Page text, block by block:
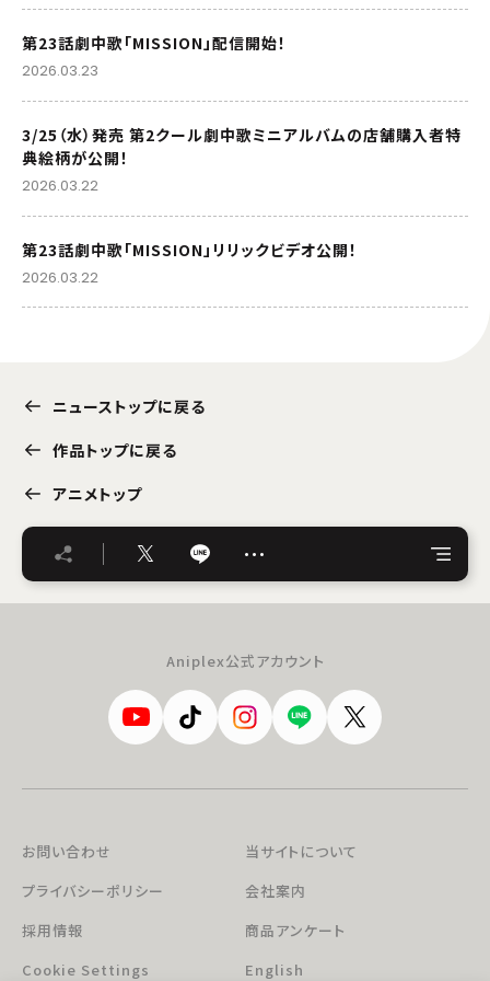
第23話劇中歌「MISSION」配信開始！
2026.03.23
3/25（水）発売 第2クール劇中歌ミニアルバムの店舗購入者特
典絵柄が公開！
2026.03.22
第23話劇中歌「MISSION」リリックビデオ公開！
2026.03.22
ニューストップに戻る
作品トップに戻る
アニメトップ
…
Aniplex公式アカウント
お問い合わせ
当サイトについて
プライバシーポリシー
会社案内
採用情報
商品アンケート
Cookie Settings
English